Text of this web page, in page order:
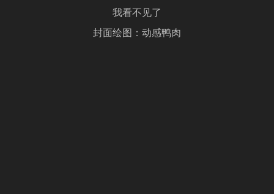
我看不见了
封面绘图：动感鸭肉